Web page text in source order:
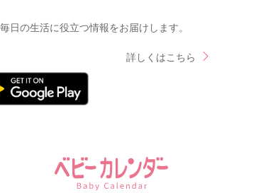
日の生活に役立つ情報をお届けします。
詳しくはこちら